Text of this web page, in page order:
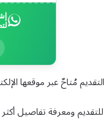
مُتاحٌ عبر موقعها الإلكتروني
ومعرفة تفاصيل